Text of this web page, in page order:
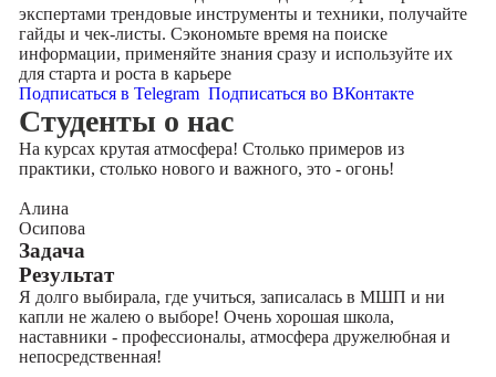
экспертами трендовые инструменты и техники, получайте
гайды и чек-листы. Сэкономьте время на поиске
информации, применяйте знания сразу и используйте их
для старта и роста в карьере
Подписаться в Telegram Подписаться во ВКонтакте
Cтуденты о нас
На курсах крутая атмосфера! Столько примеров из
практики, столько нового и важного, это - огонь!
Алина
Осипова
Задача
Результат
Я долго выбирала, где учиться, записалась в МШП и ни
капли не жалею о выборе! Очень хорошая школа,
наставники - профессионалы, атмосфера дружелюбная и
непосредственная!